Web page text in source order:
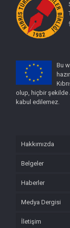
Bu
olup, hiçbir şekilde
kabul edilemez.
Hakkımızda
Belgeler
Haberler
Medya Dergisi
İletişim